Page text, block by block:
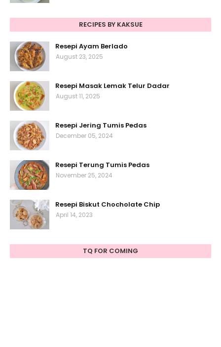
RECIPES BY KAKSUE
Resepi Ayam Berlado
August 23, 2025
Resepi Masak Lemak Telur Dadar
August 11, 2025
Resepi Jering Tumis Pedas
December 05, 2024
Resepi Terung Tumis Pedas
November 25, 2024
Resepi Biskut Chocholate Chip
April 14, 2023
TQ FOR COMING